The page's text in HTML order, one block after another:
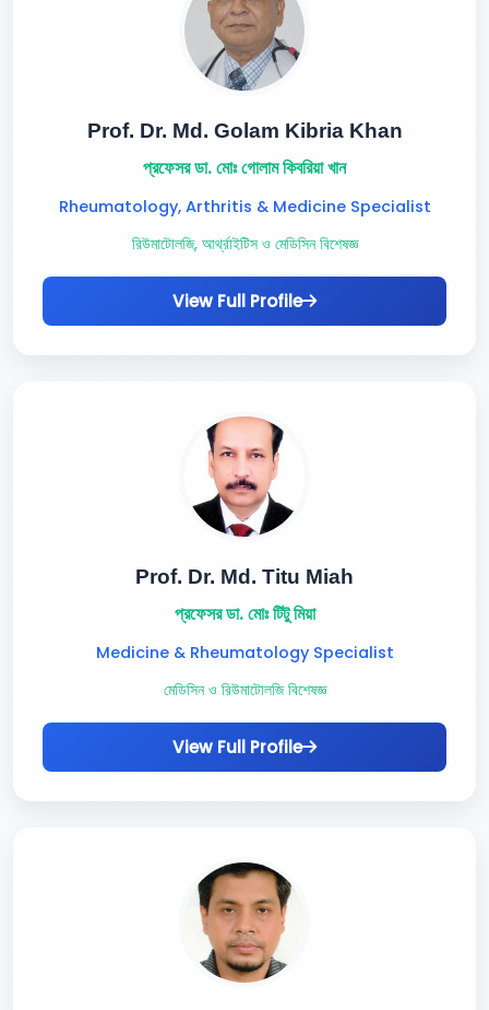
Prof. Dr. Md. Golam Kibria Khan
প্রফেসর ডা. মোঃ গোলাম কিবরিয়া খান
Rheumatology, Arthritis & Medicine Specialist
রিউমাটোলজি, আর্থ্রাইটিস ও মেডিসিন বিশেষজ্ঞ
View Full Profile
Prof. Dr. Md. Titu Miah
প্রফেসর ডা. মোঃ টিটু মিয়া
Medicine & Rheumatology Specialist
মেডিসিন ও রিউমাটোলজি বিশেষজ্ঞ
View Full Profile